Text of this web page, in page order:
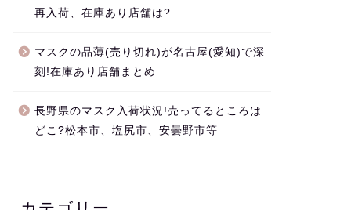
再入荷、在庫あり店舗は?
マスクの品薄(売り切れ)が名古屋(愛知)で深
刻!在庫あり店舗まとめ
長野県のマスク入荷状況!売ってるところは
どこ?松本市、塩尻市、安曇野市等